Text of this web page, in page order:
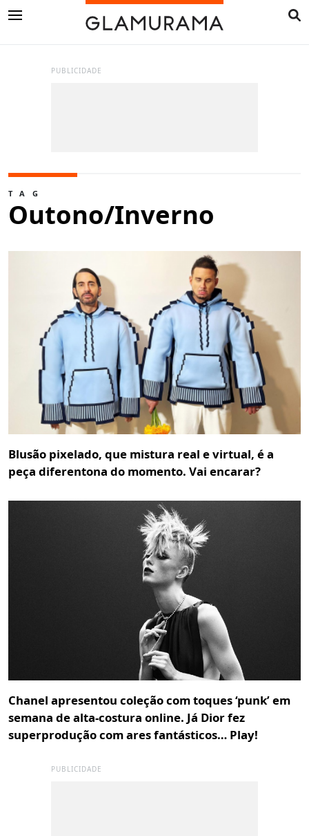
PUBLICIDADE
TAG
Outono/Inverno
Blusão pixelado, que mistura real e virtual, é a
peça diferentona do momento. Vai encarar?
Chanel apresentou coleção com toques ‘punk’ em
semana de alta-costura online. Já Dior fez
superprodução com ares fantásticos… Play!
PUBLICIDADE